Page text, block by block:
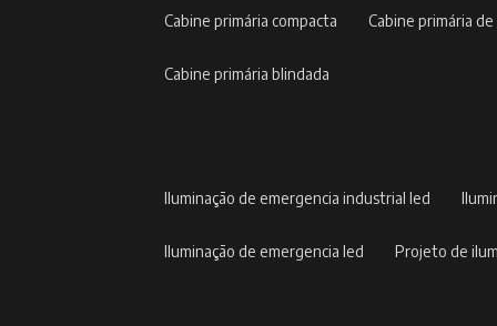
cabine primária compacta cabine primária
cabine primária blindada
iluminação de emergencia industrial led
iluminação de emergencia led projeto de